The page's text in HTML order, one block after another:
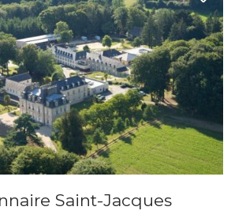
Saint-Jacques